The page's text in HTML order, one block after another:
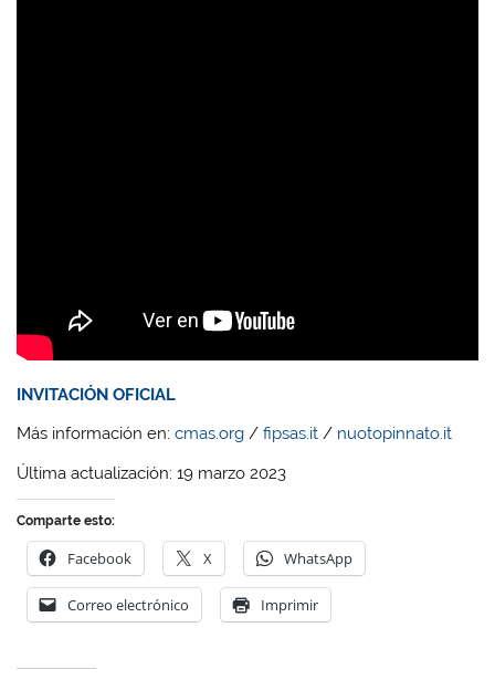
INVITACIÓN OFICIAL
Más información en:cmas.org /fipsas.it / nuotopinnato.it
Última actualización: 19 marzo 2023
Comparte esto:
Facebook X WhatsApp
Correo electrónico Imprimir